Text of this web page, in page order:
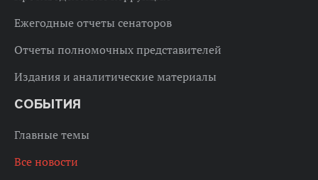
Ежегодные отчеты сенаторов
Отчеты полномочных представителей
Издания и аналитические материалы
СОБЫТИЯ
Главные темы
Все новости